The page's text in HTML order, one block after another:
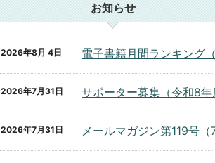
お知らせ
2026年8月 4日 電子書籍月間ランキング（
2026年7月31日 サポーター募集（令和8
2026年7月31日 メールマガジン第119号